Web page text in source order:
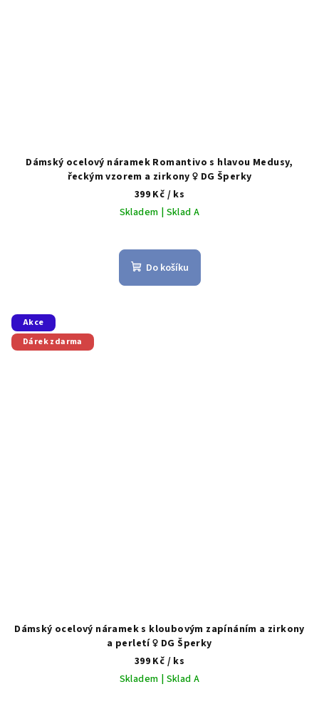
Dámský ocelový náramek Romantivo s hlavou Medusy,
řeckým vzorem a zirkony ♀️ DG Šperky
399 Kč / ks
Skladem | Sklad A
Do košíku
Akce
Dárek zdarma
Dámský ocelový náramek s kloubovým zapínáním a zirkony
a perletí ♀️ DG Šperky
399 Kč / ks
Skladem | Sklad A